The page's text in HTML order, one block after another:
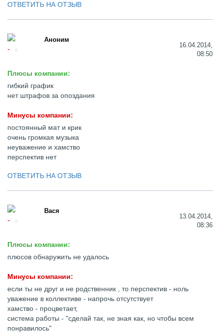
ОТВЕТИТЬ НА ОТЗЫВ
Аноним
16.04.2014,
08:50
Плюсы компании:
гибкий график
нет штрафов за опоздания
Минусы компании:
постоянный мат и крик
очень громкая музыка
неуважение и хамство
перспектив нет
ОТВЕТИТЬ НА ОТЗЫВ
Вася
13.04.2014,
08:36
Плюсы компании:
плюсов обнаружить не удалось
Минусы компании:
если ты не друг и не родственник , то перспектив - ноль
уважение в коллективе - напрочь отсутствует
хамство - процветает,
система работы - "сделай так, не зная как, но чтобы всем
понравилось"